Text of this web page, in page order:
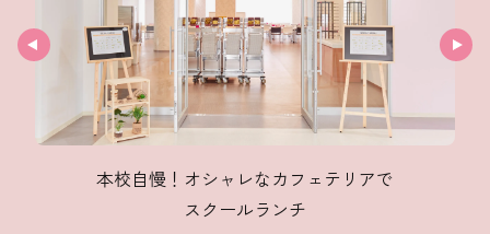
本校自慢！オシャレなカフェテリアで
スクールランチ